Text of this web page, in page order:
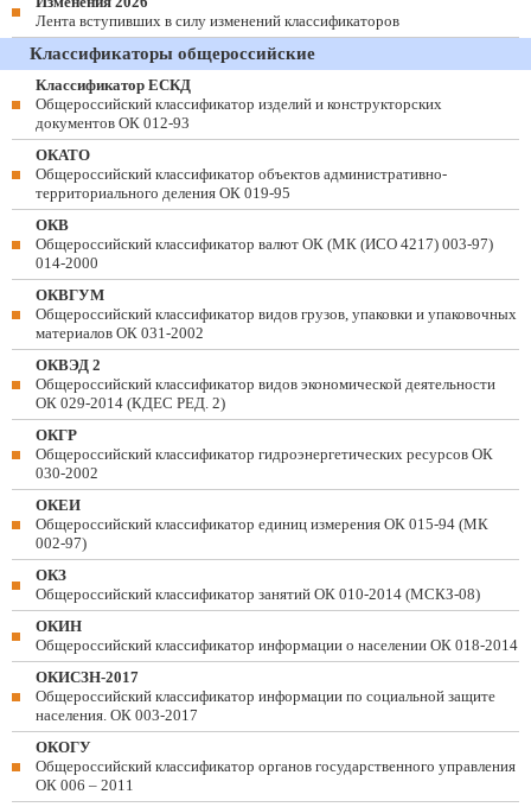
Лента вступивших в силу изменений классификаторов
Классификаторы общероссийские
Классификатор ЕСКД
Общероссийский классификатор изделий и конструкторских
документов ОК 012-93
ОКАТО
Общероссийский классификатор объектов административно-
территориального деления ОК 019-95
ОКВ
Общероссийский классификатор валют ОК (МК (ИСО 4217) 003-97)
014-2000
ОКВГУМ
Общероссийский классификатор видов грузов, упаковки и упаковочных
материалов ОК 031-2002
ОКВЭД 2
Общероссийский классификатор видов экономической деятельности
ОК 029-2014 (КДЕС РЕД. 2)
ОКГР
Общероссийский классификатор гидроэнергетических ресурсов ОК
030-2002
ОКЕИ
Общероссийский классификатор единиц измерения ОК 015-94 (МК
002-97)
ОКЗ
Общероссийский классификатор занятий ОК 010-2014 (МСКЗ-08)
ОКИН
Общероссийский классификатор информации о населении ОК 018-2014
ОКИСЗН-2017
Общероссийский классификатор информации по социальной защите
населения. ОК 003-2017
ОКОГУ
Общероссийский классификатор органов государственного управления
ОК 006 – 2011